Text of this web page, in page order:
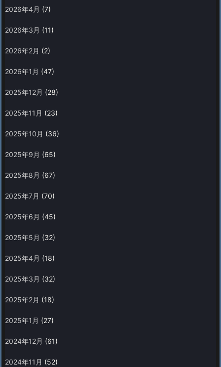
2026年4月 (7)
2026年3月 (11)
2026年2月 (2)
2026年1月 (47)
2025年12月 (28)
2025年11月 (23)
2025年10月 (36)
2025年9月 (65)
2025年8月 (67)
2025年7月 (70)
2025年6月 (45)
2025年5月 (32)
2025年4月 (18)
2025年3月 (32)
2025年2月 (18)
2025年1月 (27)
2024年12月 (61)
2024年11月 (52)